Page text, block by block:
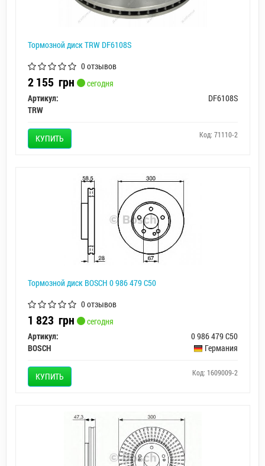
Тормозной диск TRW DF6108S
0 отзывов
2 155 грн
сегодня
Артикул:
DF6108S
TRW
КУПИТЬ Код: 71110-2
Тормозной диск BOSCH 0 986 479 C50
0 отзывов
1 823 грн
сегодня
Артикул:
0 986 479 C50
BOSCH
Германия
КУПИТЬ Код: 1609009-2